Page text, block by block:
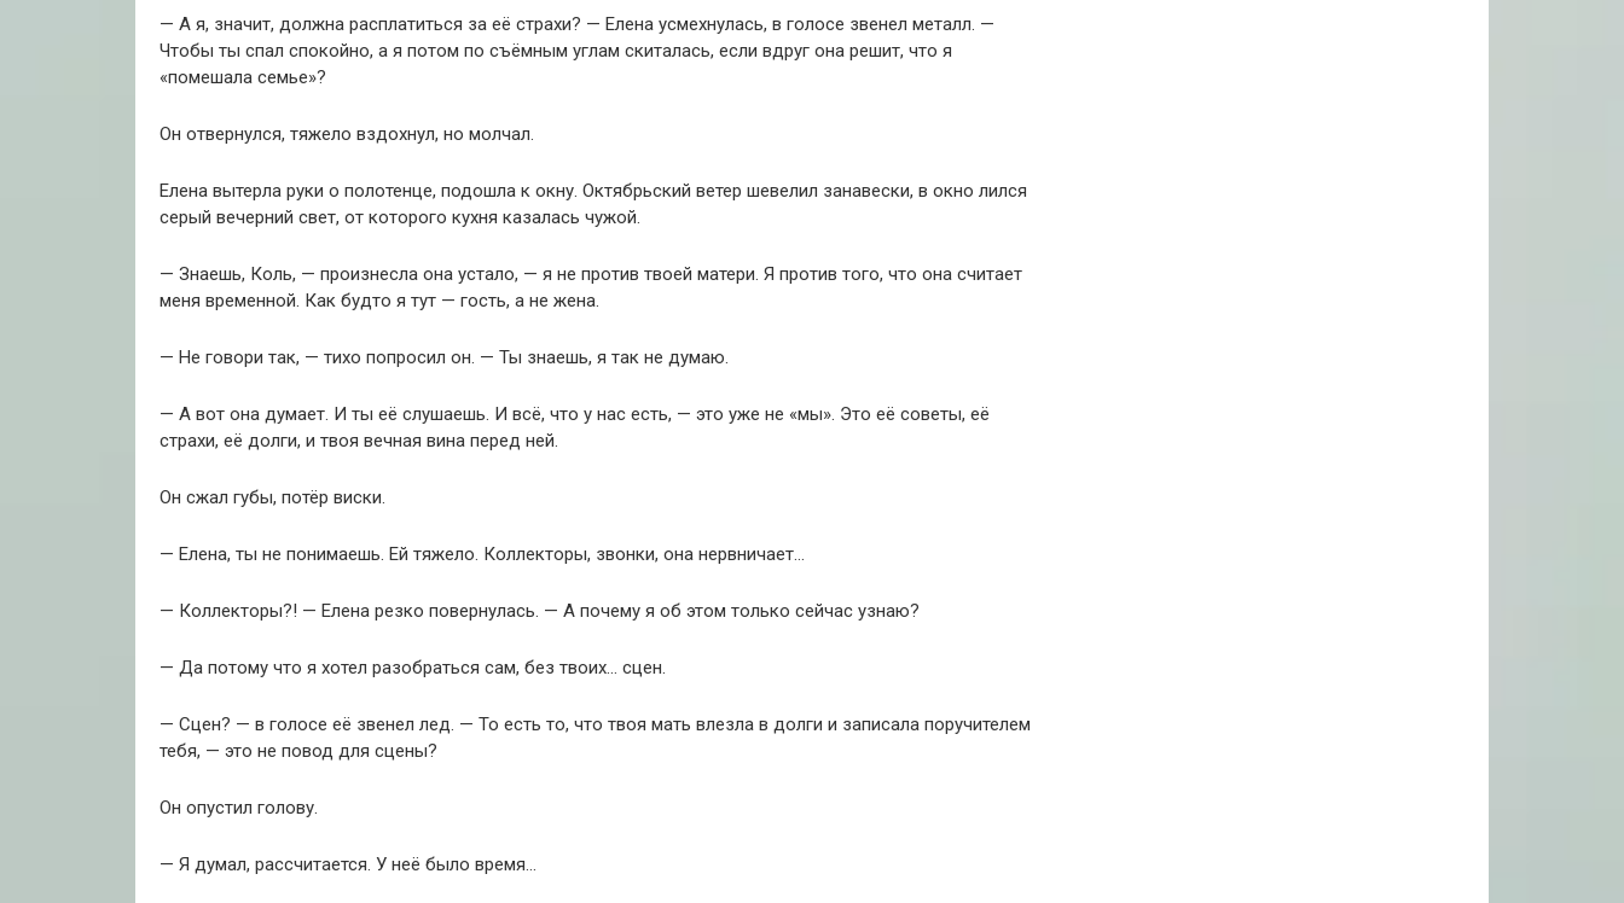
— А я, значит, должна расплатиться за её страхи? — Елена усмехнулась, в голосе звенел металл. —
Чтобы ты спал спокойно, а я потом по съёмным углам скиталась, если вдруг она решит, что я
«помешала семье»?
Он отвернулся, тяжело вздохнул, но молчал.
Елена вытерла руки о полотенце, подошла к окну. Октябрьский ветер шевелил занавески, в окно лился
серый вечерний свет, от которого кухня казалась чужой.
— Знаешь, Коль, — произнесла она устало, — я не против твоей матери. Я против того, что она считает
меня временной. Как будто я тут — гость, а не жена.
— Не говори так, — тихо попросил он. — Ты знаешь, я так не думаю.
— А вот она думает. И ты её слушаешь. И всё, что у нас есть, — это уже не «мы». Это её советы, её
страхи, её долги, и твоя вечная вина перед ней.
Он сжал губы, потёр виски.
— Елена, ты не понимаешь. Ей тяжело. Коллекторы, звонки, она нервничает…
— Коллекторы?! — Елена резко повернулась. — А почему я об этом только сейчас узнаю?
— Да потому что я хотел разобраться сам, без твоих… сцен.
— Сцен? — в голосе её звенел лед. — То есть то, что твоя мать влезла в долги и записала поручителем
тебя, — это не повод для сцены?
Он опустил голову.
— Я думал, рассчитается. У неё было время…